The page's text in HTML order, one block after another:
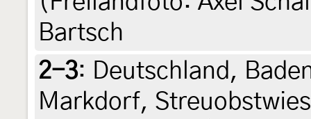
Bartsch
2-3: Deutschland,
Markdorf,